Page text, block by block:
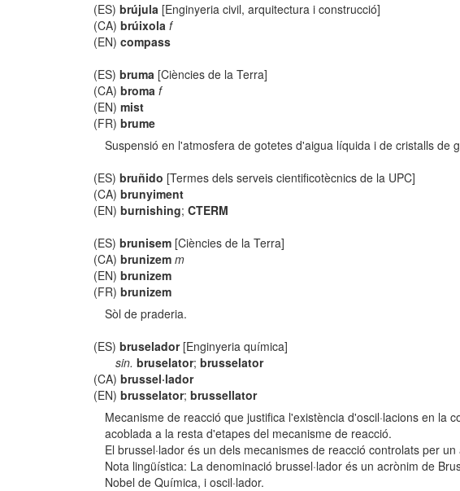
(ES)brújula [Enginyeria civil, arquitectura i construcció]
(CA)brúixola f
(EN)compass
(ES)bruma [Ciències de la Terra]
(CA)broma f
(EN)mist
(FR)brume
Suspensió en l'atmosfera de gotetes d'aigua líquida i de cristalls
(ES)bruñido [Termes dels serveis cientificotècnics de la UPC]
(CA)brunyiment
(EN)burnishing;CTERM
(ES)brunisem [Ciències de la Terra]
(CA)brunizem m
(EN)brunizem
(FR)brunizem
Sòl de praderia.
(ES)bruselador[Enginyeria química]
sin. bruselator; brusselator
(CA)brussel·lador
(EN)brusselator;brussellator
Mecanisme de reacció que justifica l'existència d'oscil·lacions en
acoblada a la resta d'etapes del mecanisme de reacció.
El brussel·lador és un dels mecanismes de reacció controlats per
Nota lingüística: La denominació brussel·lador és un acrònim de
Nobel de Química, i oscil·lador.